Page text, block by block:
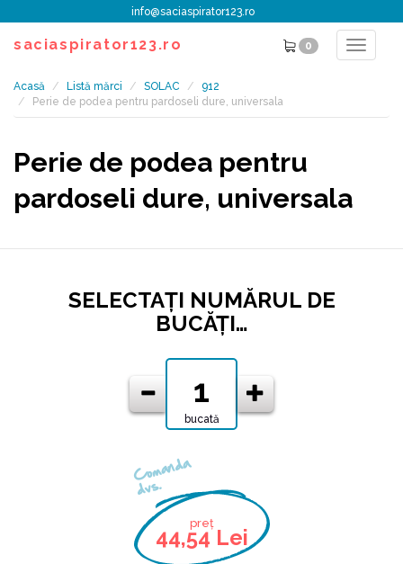
info@saciaspirator123.ro
saciaspirator123.ro 0
Toggle
Acasă Listă mărci SOLAC
912
Perie de podea pentru pardoseli dure, universala
Perie de podea pentru
pardoseli dure, universala
SELECTAŢI NUMĂRUL DE
BUCĂŢI…
bucată
Comanda
dvs.
preț
44,54 Lei